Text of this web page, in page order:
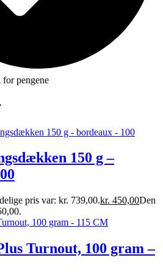
pengene
150 g –
pris var: kr. 739,00.kr. 450,00Den
Turnout, 100 gram –